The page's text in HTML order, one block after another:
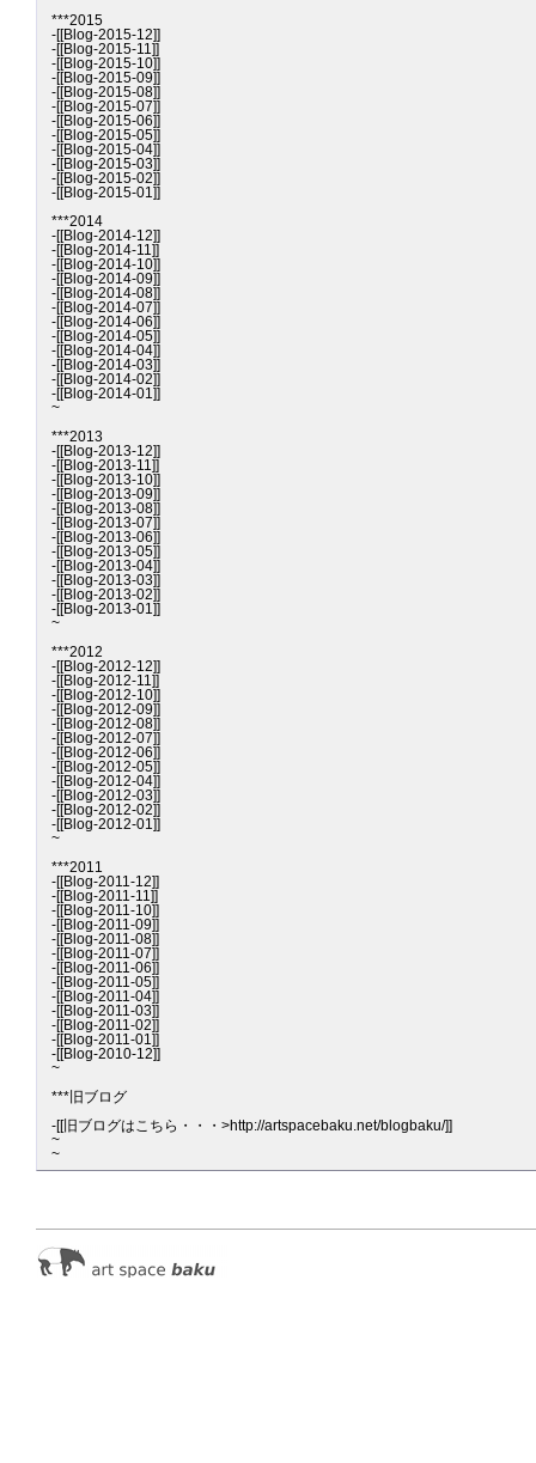
***2015
-[[Blog-2015-12]]
-[[Blog-2015-11]]
-[[Blog-2015-10]]
-[[Blog-2015-09]]
-[[Blog-2015-08]]
-[[Blog-2015-07]]
-[[Blog-2015-06]]
-[[Blog-2015-05]]
-[[Blog-2015-04]]
-[[Blog-2015-03]]
-[[Blog-2015-02]]
-[[Blog-2015-01]]
***2014
-[[Blog-2014-12]]
-[[Blog-2014-11]]
-[[Blog-2014-10]]
-[[Blog-2014-09]]
-[[Blog-2014-08]]
-[[Blog-2014-07]]
-[[Blog-2014-06]]
-[[Blog-2014-05]]
-[[Blog-2014-04]]
-[[Blog-2014-03]]
-[[Blog-2014-02]]
-[[Blog-2014-01]]
~
***2013
-[[Blog-2013-12]]
-[[Blog-2013-11]]
-[[Blog-2013-10]]
-[[Blog-2013-09]]
-[[Blog-2013-08]]
-[[Blog-2013-07]]
-[[Blog-2013-06]]
-[[Blog-2013-05]]
-[[Blog-2013-04]]
-[[Blog-2013-03]]
-[[Blog-2013-02]]
-[[Blog-2013-01]]
~
***2012
-[[Blog-2012-12]]
-[[Blog-2012-11]]
-[[Blog-2012-10]]
-[[Blog-2012-09]]
-[[Blog-2012-08]]
-[[Blog-2012-07]]
-[[Blog-2012-06]]
-[[Blog-2012-05]]
-[[Blog-2012-04]]
-[[Blog-2012-03]]
-[[Blog-2012-02]]
-[[Blog-2012-01]]
~
***2011
-[[Blog-2011-12]]
-[[Blog-2011-11]]
-[[Blog-2011-10]]
-[[Blog-2011-09]]
-[[Blog-2011-08]]
-[[Blog-2011-07]]
-[[Blog-2011-06]]
-[[Blog-2011-05]]
-[[Blog-2011-04]]
-[[Blog-2011-03]]
-[[Blog-2011-02]]
-[[Blog-2011-01]]
-[[Blog-2010-12]]
~
***旧ブログ
-[[旧ブログはこちら・・・>http://artspacebaku.net/blogbaku/]]
~